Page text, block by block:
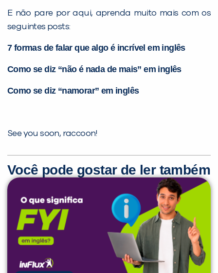
E não pare por aqui, aprenda muito mais com os
seguintes posts:
7 formas de falar que algo é incrível em inglês
Como se diz “não é nada de mais” em inglês
Como se diz “namorar” em inglês
See you soon, raccoon!
Você pode gostar de ler também